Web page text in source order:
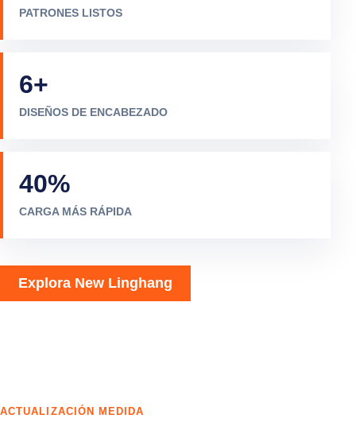
PATRONES LISTOS
6+
DISEÑOS DE ENCABEZADO
40%
CARGA MÁS RÁPIDA
Explora New Linghang
ACTUALIZACIÓN MEDIDA